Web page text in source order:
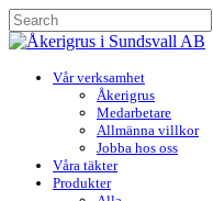
Skip
to
content
Close
Menu
Vår verksamhet
Åkerigrus
Medarbetare
Allmänna villkor
Jobba hos oss
Våra täkter
Produkter